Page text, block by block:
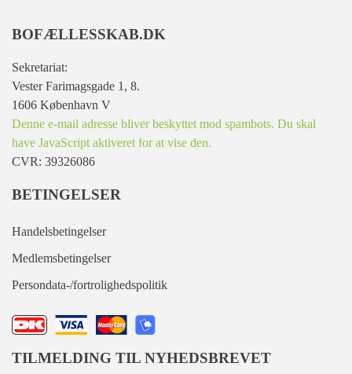
BOFÆLLESSKAB.DK
Sekretariat:
Vester Farimagsgade 1, 8.
1606 København V
Denne e-mail adresse bliver beskyttet mod spambots. Du skal
have JavaScript aktiveret for at vise den.
CVR: 39326086
BETINGELSER
Handelsbetingelser
Medlemsbetingelser
Persondata-/fortrolighedspolitik
TILMELDING TIL NYHEDSBREVET